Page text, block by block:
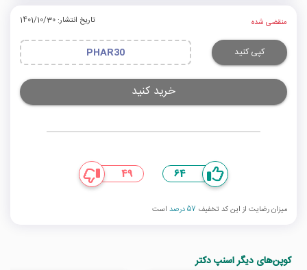
منقضی شده تاریخ انتشار: 1401/10/30
کپی کنید PHAR30
خرید کنید
64
49
میزان رضایت از این کد تخفیف 57 درصد است
کوپن‌های دیگر اسنپ دکتر